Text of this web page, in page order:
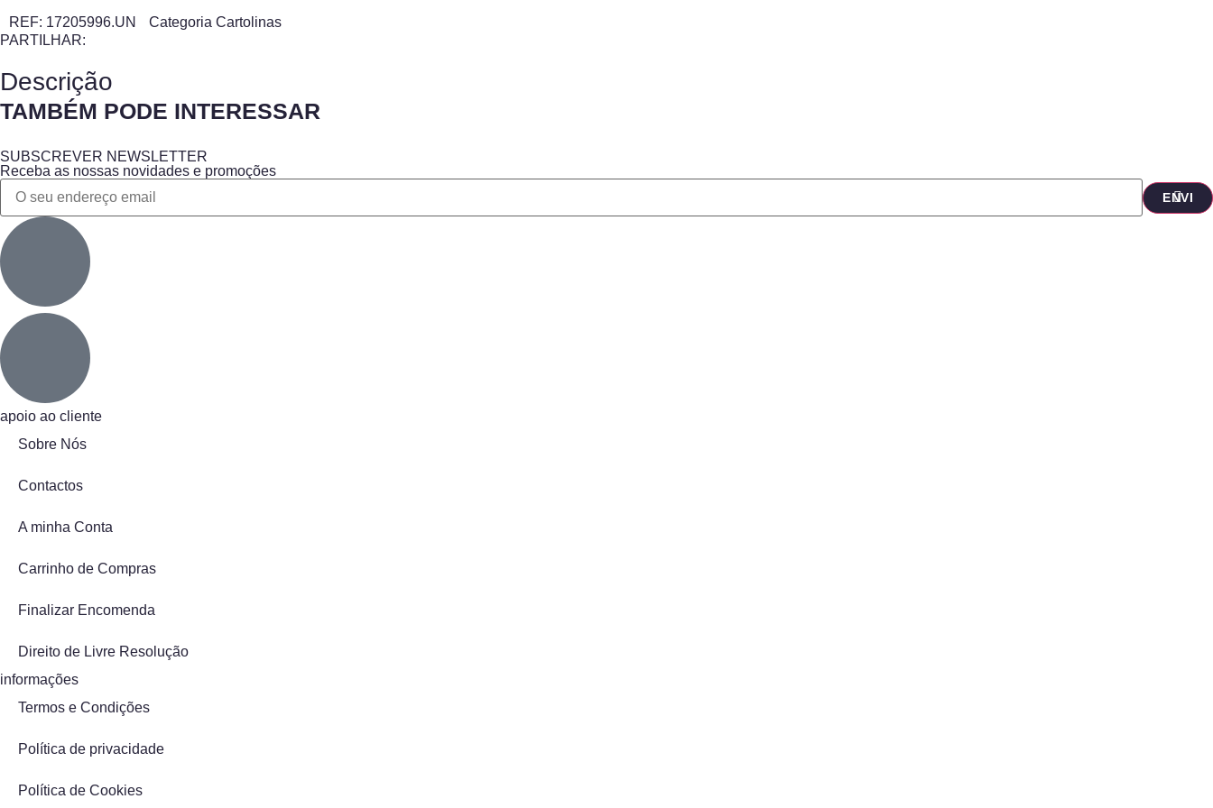
REF: 17205996.UN Categoria Cartolinas
PARTILHAR:
Descrição
TAMBÉM PODE INTERESSAR
SUBSCREVER NEWSLETTER
Receba as nossas novidades e promoções
apoio ao cliente
Sobre Nós
Contactos
A minha Conta
Carrinho de Compras
Finalizar Encomenda
Direito de Livre Resolução
informações
Termos e Condições
Política de privacidade
Política de Cookies